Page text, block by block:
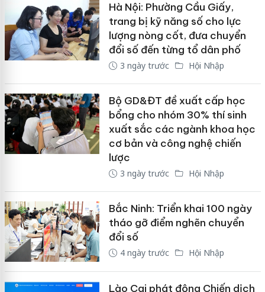
Hà Nội: Phường Cầu Giấy,
trang bị kỹ năng số cho lực
lượng nòng cốt, đưa chuyển
đổi số đến từng tổ dân phố
3 ngày trước Hội Nhập
Bộ GD&ĐT đề xuất cấp học
bổng cho nhóm 30% thí sinh
xuất sắc các ngành khoa học
cơ bản và công nghệ chiến
lược
3 ngày trước Hội Nhập
Bắc Ninh: Triển khai 100 ngày
tháo gỡ điểm nghẽn chuyển
đổi số
4 ngày trước Hội Nhập
Lào Cai phát động Chiến dịch